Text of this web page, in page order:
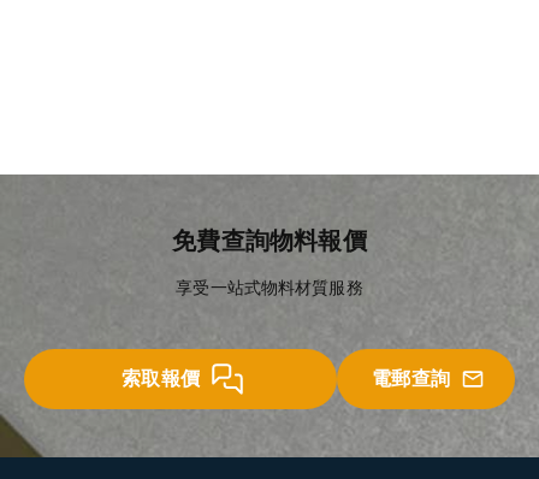
免費查詢物料報價
享受一站式物料材質服務
索取報價 電郵查詢